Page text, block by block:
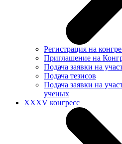
Регистрация на
Приглашение на
Подача заявки на
Подача тезисов
Подача заявки на
ученых
XXXV конгресс